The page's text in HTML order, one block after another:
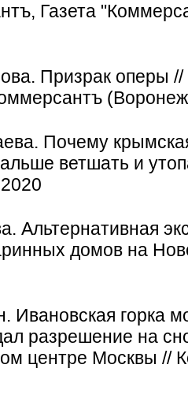
Газета
Призрак оперы
Почему
ветшать и
Альтернативная
домов на
Ивановская горка
разрешение на
центре Москвы //